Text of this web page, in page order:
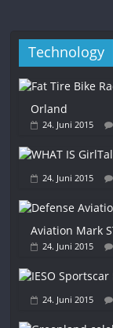
Technology
Orland
24. Juni 2015
24. Juni 2015
Aviation Mark
24. Juni 2015
24. Juni 2015